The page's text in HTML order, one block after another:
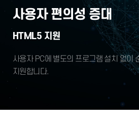
사용자 편의성 증대
HTML5 지원
사용자 PC에 별도의 프로그램 설치 없이
지원합니다.